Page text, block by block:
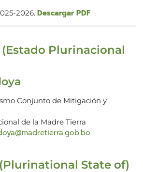
2026. Descargar PDF
Plurinacional
Conjunto de Mitigación y
de la Madre Tierra
State of)